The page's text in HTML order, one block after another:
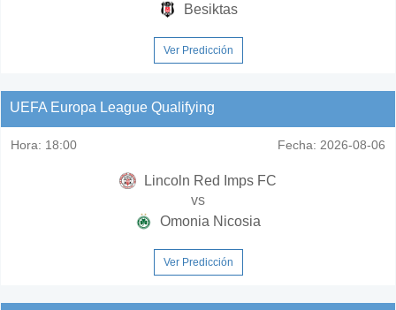
Besiktas
Ver Predicción
UEFA Europa League Qualifying
Hora: 18:00 Fecha: 2026-08-06
Lincoln Red Imps FC
vs
Omonia Nicosia
Ver Predicción